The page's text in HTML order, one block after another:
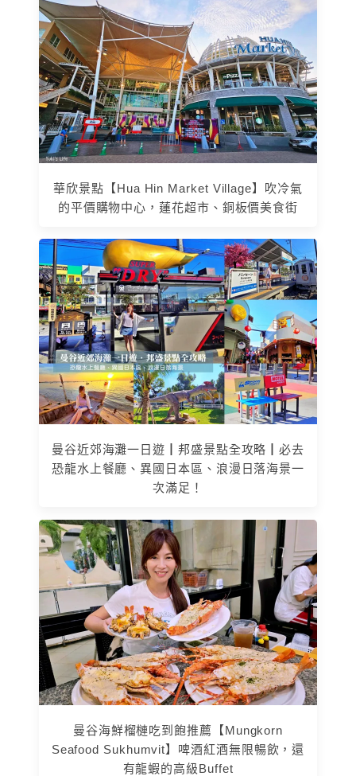
華欣景點【Hua Hin Market Village】吹冷氣
的平價購物中心，蓮花超市、銅板價美食街
曼谷近郊海灘一日遊┃邦盛景點全攻略┃必去
恐龍水上餐廳、異國日本區、浪漫日落海景一
次滿足！
曼谷海鮮榴槤吃到飽推薦【Mungkorn
Seafood Sukhumvit】啤酒紅酒無限暢飲，還
有龍蝦的高級Buffet